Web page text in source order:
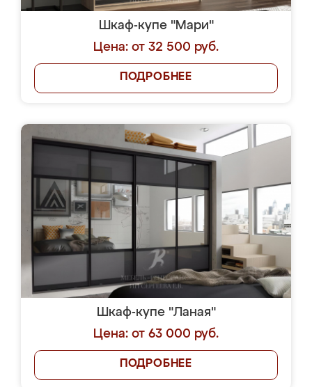
Шкаф-купе "Мари"
Цена: от 32 500 руб.
ПОДРОБНЕЕ
Шкаф-купе "Ланая"
Цена: от 63 000 руб.
ПОДРОБНЕЕ